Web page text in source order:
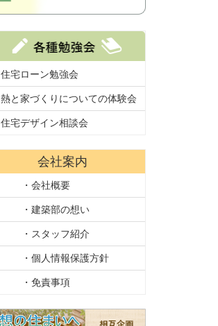
住宅ローン勉強会
熱と家づくりについての体験会
住宅デザイン相談会
会社案内
・会社概要
・建築部の想い
・スタッフ紹介
・個人情報保護方針
・免責事項